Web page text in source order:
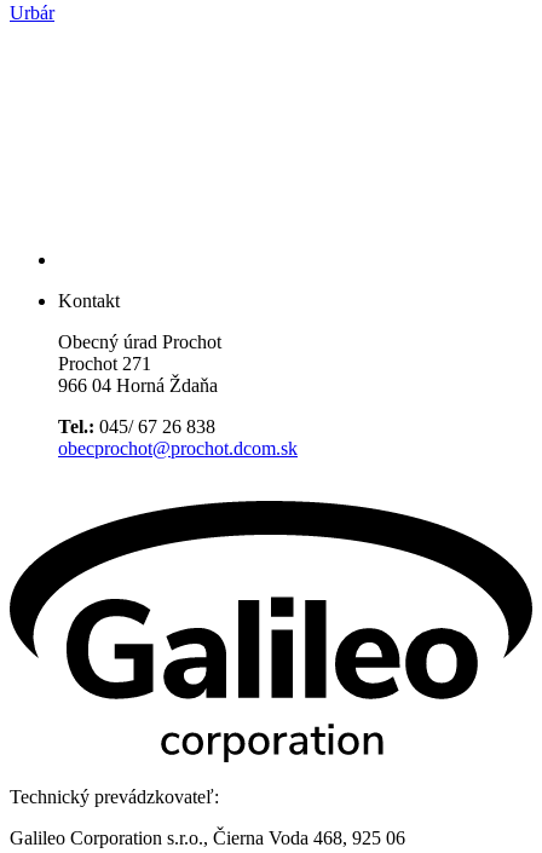
Urbár
Kontakt
Obecný úrad Prochot
Prochot 271
966 04 Horná Ždaňa
Tel.: 045/ 67 26 838
obecprochot@prochot.dcom.sk
Technický prevádzkovateľ:
Galileo Corporation s.r.o., Čierna Voda 468, 925 06